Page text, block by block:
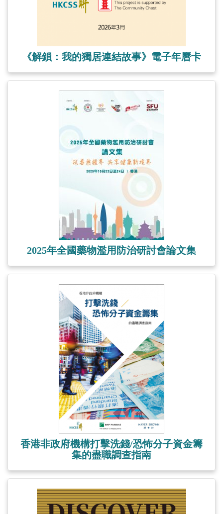
《解鎖：我的獨居連結故事》電子年曆卡
2025年全國藥物濫用防治研討會論文集
香港非政府機構打擊洗錢/恐怖分子資金籌
集的盡職調查指南